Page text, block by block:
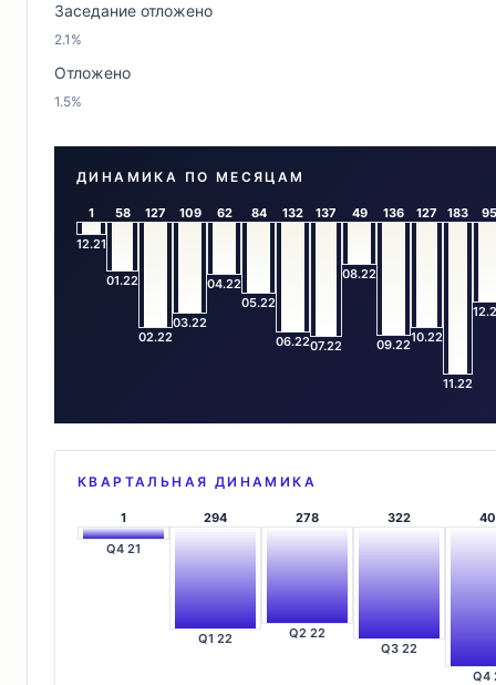
Заседание отложено
2.1%
Отложено
1.5%
ДИНАМИКА ПО МЕСЯЦАМ
1
12.21
58
01.22
127
02.22
109
03.22
62
04.22
84
05.22
132
06.22
137
07.22
49
08.22
136
09.22
127
10.22
183
11.22
95
КВАРТАЛЬНАЯ ДИНАМИКА
1
Q4 21
294
Q1 22
278
Q2 22
322
Q3 22
Q4